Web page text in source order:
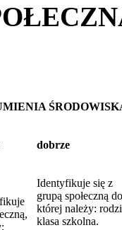
dobrze
Identyfikuje się z
grupą społeczną do
której należy:
klasa szkolna.